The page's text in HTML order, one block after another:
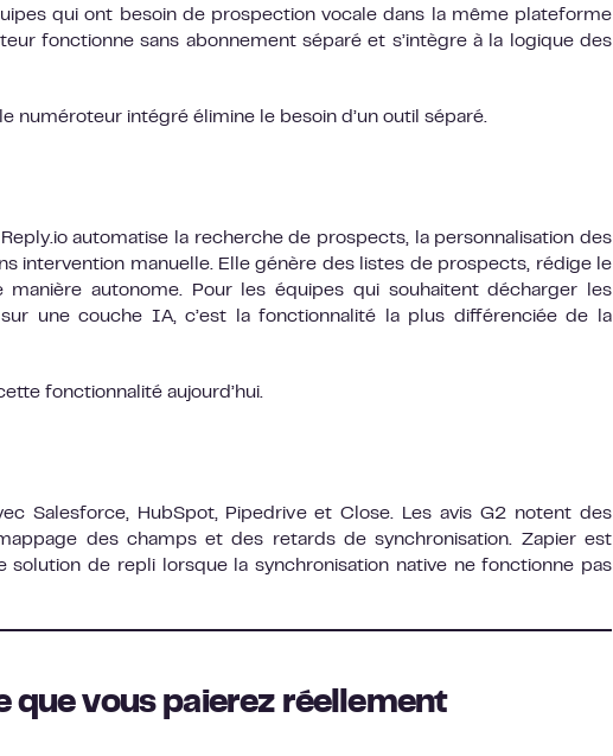
qui ont besoin de prospection vocale dans la même plateforme
fonctionne sans abonnement séparé et s’intègre à la logique des
numéroteur intégré élimine le besoin d’un outil séparé.
automatise la recherche de prospects, la personnalisation des
intervention manuelle. Elle génère des listes de prospects, rédige le
autonome. Pour les équipes qui souhaitent décharger les
une couche IA, c’est la fonctionnalité la plus différenciée de la
fonctionnalité aujourd’hui.
Salesforce, HubSpot, Pipedrive et Close. Les avis G2 notent des
des champs et des retards de synchronisation. Zapier est
de repli lorsque la synchronisation native ne fonctionne pas
que vous paierez réellement